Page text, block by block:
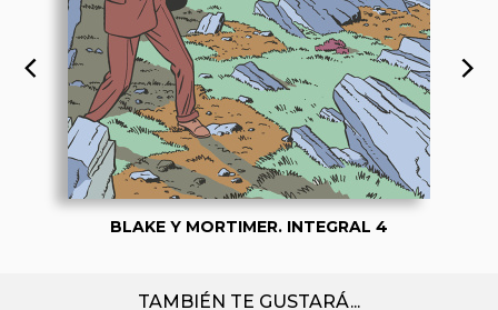
BLAKE Y MORTIMER. INTEGRAL 4
TAMBIÉN TE GUSTARÁ...